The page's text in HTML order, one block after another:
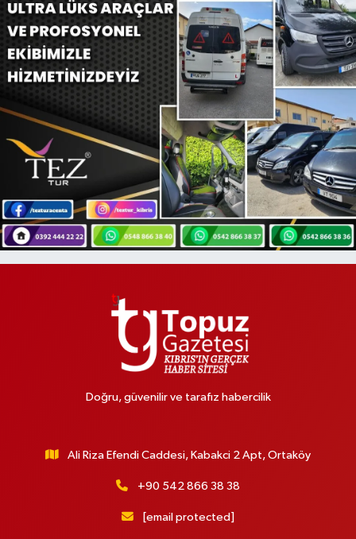
Doğru, güvenilir ve tarafız habercilik
Ali Riza Efendi Caddesi, Kabakci 2 Apt, Ortaköy
+90 542 866 38 38
[email protected]